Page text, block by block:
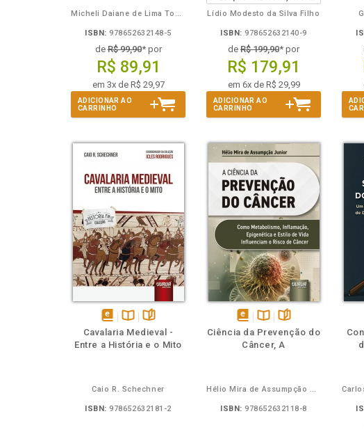
Micheli Daiane de Lima Toporowicz
ISBN: 978652632148-5
deR$ 99,90* por
R$ 89,91
em 3x de R$ 29,97
ADICIONAR AO
CARRINHO
Lídio Modesto da Silva Filho
ISBN: 978652632140-9
de R$ 199,90* por
R$ 179,91
em 6x de R$ 29,99
ADICIONAR AO
CARRINHO
disponível
em
Disponível
na
páginas
Cavalaria Medieval -
Entre a História e o Mito
Caio R. Schechner
ISBN: 978652632181-2
disponível
em
Disponível
na
páginas
Ciência da Prevenção do
Câncer, A
Hélio Mira de Assumpção Junior
ISBN: 978652632118-8
Também